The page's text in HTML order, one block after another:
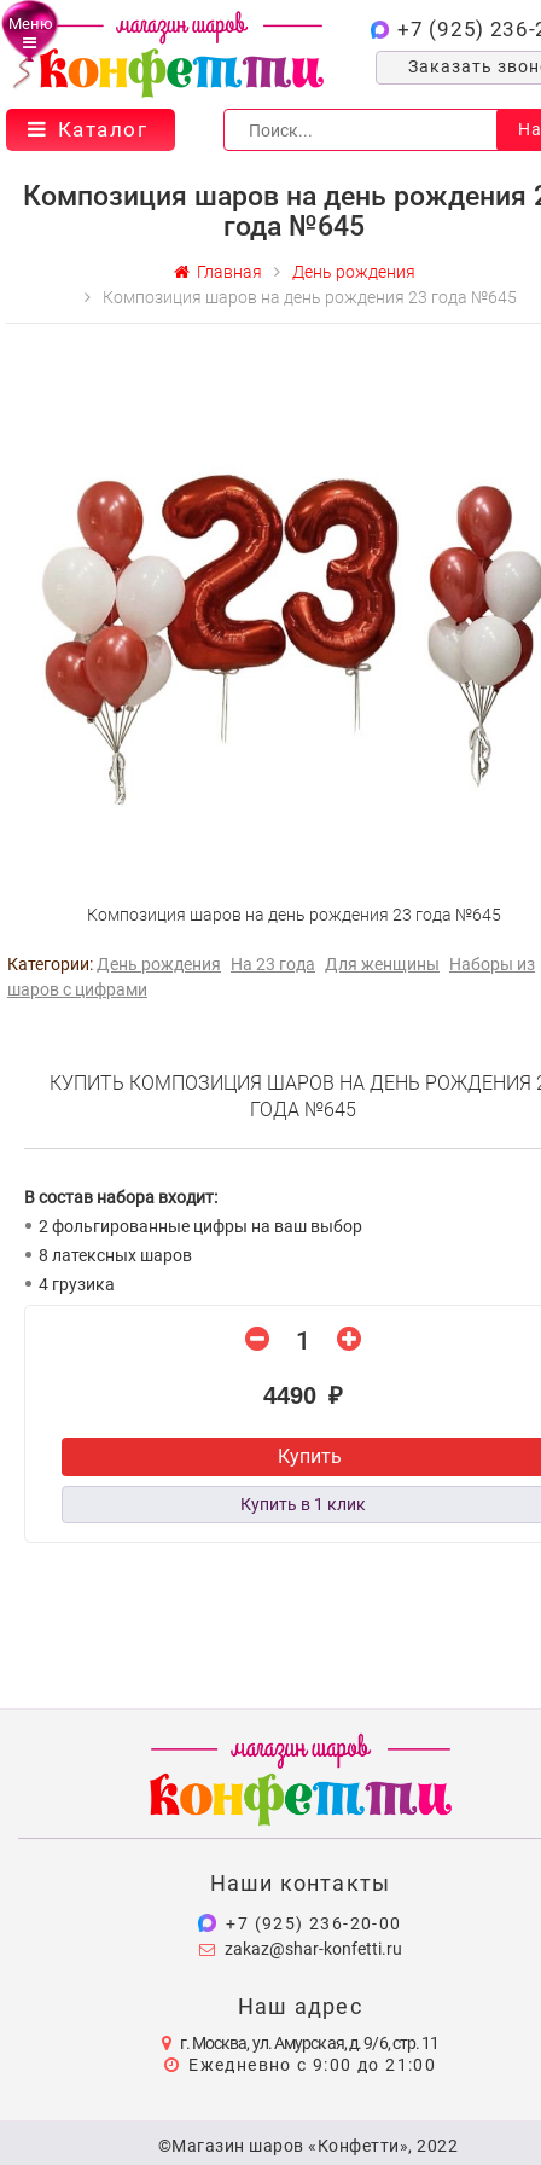
Меню +7 (925) 236-
Заказать
Каталог
Композиция шаров на день рождения
года №645
Главная
День рождения
Композиция шаров на день рождения 23 года №645
Композиция шаров на день рождения 23 года №645
Категории: День рождения На 23 года Для женщины
Наборы из
шаров с цифрами
КУПИТЬ КОМПОЗИЦИЯ ШАРОВ НА ДЕНЬ РОЖДЕНИЯ
ГОДА №645
В состав набора входит:
2 фольгированные цифры на ваш выбор
8 латексных шаров
4 грузика
4490 ₽
Купить
Наши контакты
+7 (925) 236-20-00
zakaz@shar-konfetti.ru
Наш адрес
г. Москва, ул. Амурская, д. 9/6, стр. 11
Ежедневно с 9:00 до 21:00
©Магазин шаров «Конфетти», 2022